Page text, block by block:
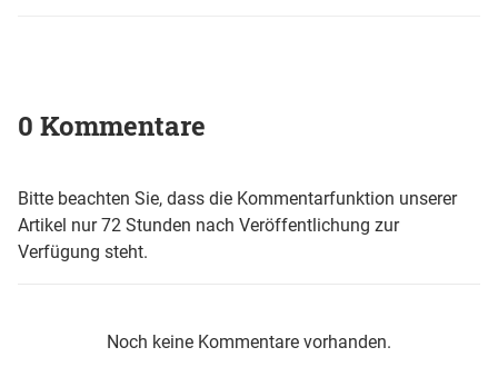
0 Kommentare
Bitte beachten Sie, dass die Kommentarfunktion unserer
Artikel nur 72 Stunden nach Veröffentlichung zur
Verfügung steht.
Noch keine Kommentare vorhanden.